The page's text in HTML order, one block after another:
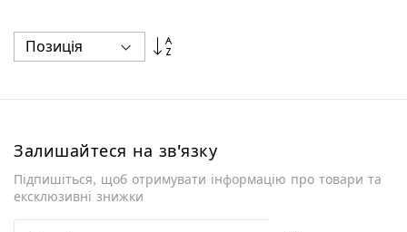
Сортувати
Залишайтеся на зв'язку
Підпишіться, щоб отримувати інформацію про товари та
ексклюзивні знижки